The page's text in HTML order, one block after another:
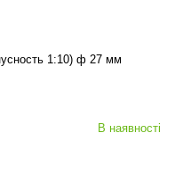
1:10) ф 27 мм
В наявності